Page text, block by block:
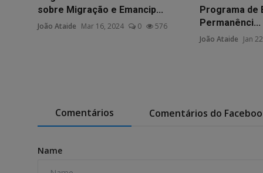
sobre Migração e Emancip...
João Ataide Mar 16, 2024 0 576
Programa de
Permanênci...
João Ataide Jan
Comentários Comentários do
Name